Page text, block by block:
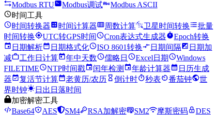
Modbus RTU
Modbus调试
Modbus ASCII
时间工具
时间转换器
时间计算器 周数计算 卫星时间转换
批量
时间转换
UTC转GPS时间 Cron表达式生成器
Epoch转换
日期解析
日期格式化 ISO 8601转换 日期间隔
日期加
减
工作日计算 年中天数 儒略日 Excel日期
Windows
FILETIME
NTP时间戳 闰年检测 年龄计算器
日历生成
器
复活节计算 老黄历/农历 倒计时 秒表 番茄钟
世
界时钟
日出日落时间
加密解密工具
Base64
AES SM4 RSA加解密 SM2 摩斯密码
DES